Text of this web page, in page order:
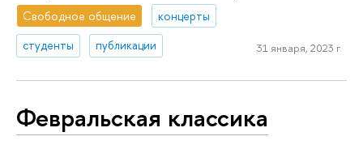
Свободное общение
концерты
студенты
публикации 31 января, 2023 г.
Февральская классика